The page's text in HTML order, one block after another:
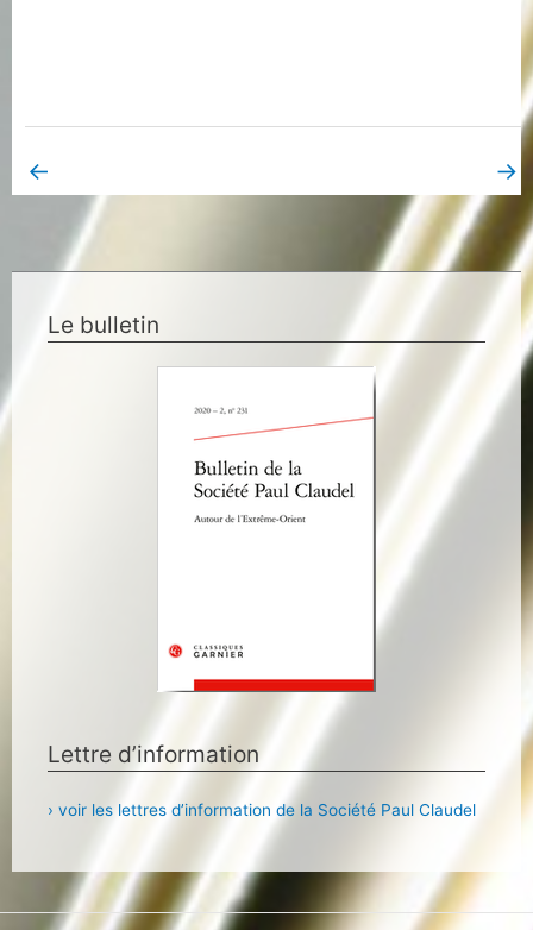
← →
Le bulletin
Lettre d’information
› voir les lettres d’information de la Société Paul Claudel